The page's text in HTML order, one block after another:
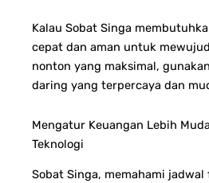
Kalau Sobat Singa
cepat dan aman untuk
nonton yang maksimal,
daring yang terpercaya dan
Mengatur Keuangan Lebih
Teknologi
Sobat Singa, memahami